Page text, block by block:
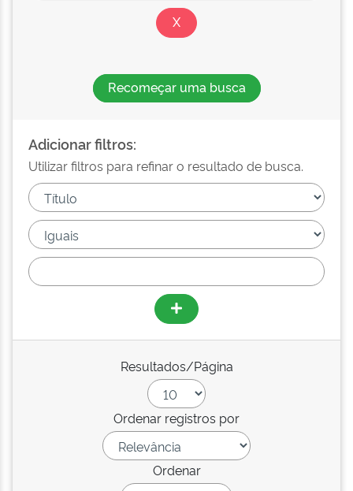
Recomeçar uma busca
Adicionar filtros:
Utilizar filtros para refinar o resultado de busca.
Resultados/Página
Ordenar registros por
Ordenar